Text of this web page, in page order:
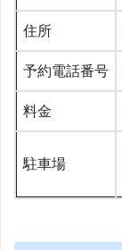
住所
予約電話番号
料金
駐車場